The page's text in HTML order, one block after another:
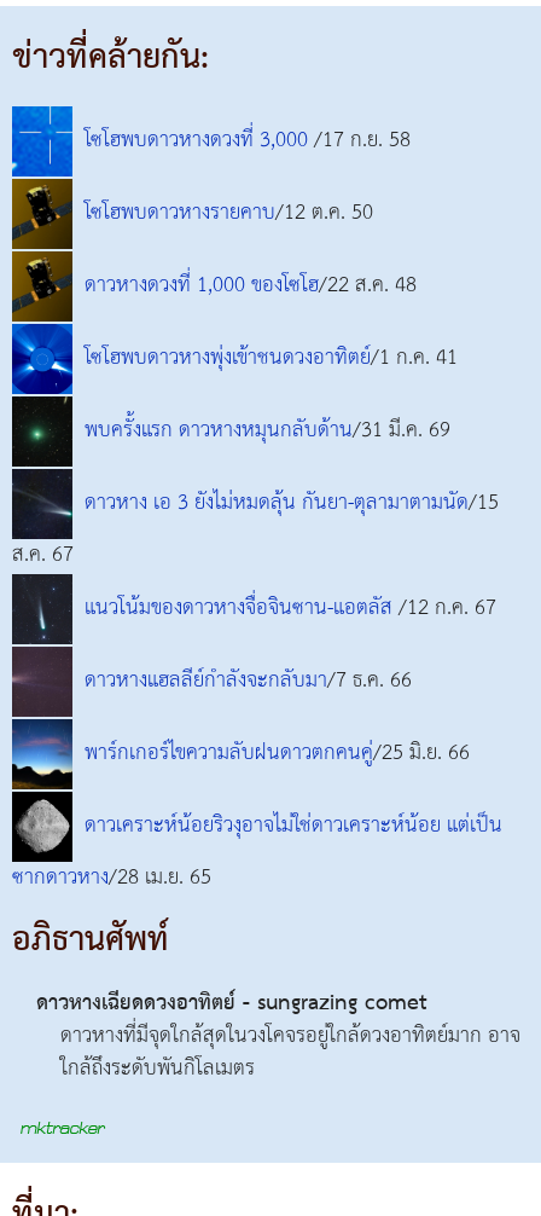
ข่าวที่คล้ายกัน:
โซโฮพบดาวหางดวงที่ 3,000/17 ก.ย. 58
โซโฮพบดาวหางรายคาบ/12 ต.ค. 50
ดาวหางดวงที่ 1,000 ของโซโฮ/22 ส.ค. 48
โซโฮพบดาวหางพุ่งเข้าชนดวงอาทิตย์/1 ก.ค. 41
พบครั้งแรก ดาวหางหมุนกลับด้าน/31 มี.ค. 69
ดาวหาง เอ 3 ยังไม่หมดลุ้น กันยา-ตุลามาตามนัด/15
ส.ค. 67
แนวโน้มของดาวหางจื่อจินซาน-แอตลัส/12 ก.ค. 67
ดาวหางแฮลลีย์กำลังจะกลับมา/7 ธ.ค. 66
พาร์กเกอร์ไขความลับฝนดาวตกคนคู่/25 มิ.ย. 66
ดาวเคราะห์น้อยริวงุอาจไม่ใช่ดาวเคราะห์น้อย แต่เป็น
ซากดาวหาง/28 เม.ย. 65
อภิธานศัพท์
ดาวหางเฉียดดวงอาทิตย์ - sungrazing comet
ดาวหางที่มีจุดใกล้สุดในวงโคจรอยู่ใกล้ดวงอาทิตย์มาก อาจ
ใกล้ถึงระดับพันกิโลเมตร